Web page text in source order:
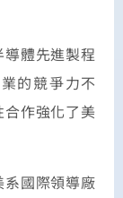
體先進製程
的競爭力不
作強化了美
國際領導廠